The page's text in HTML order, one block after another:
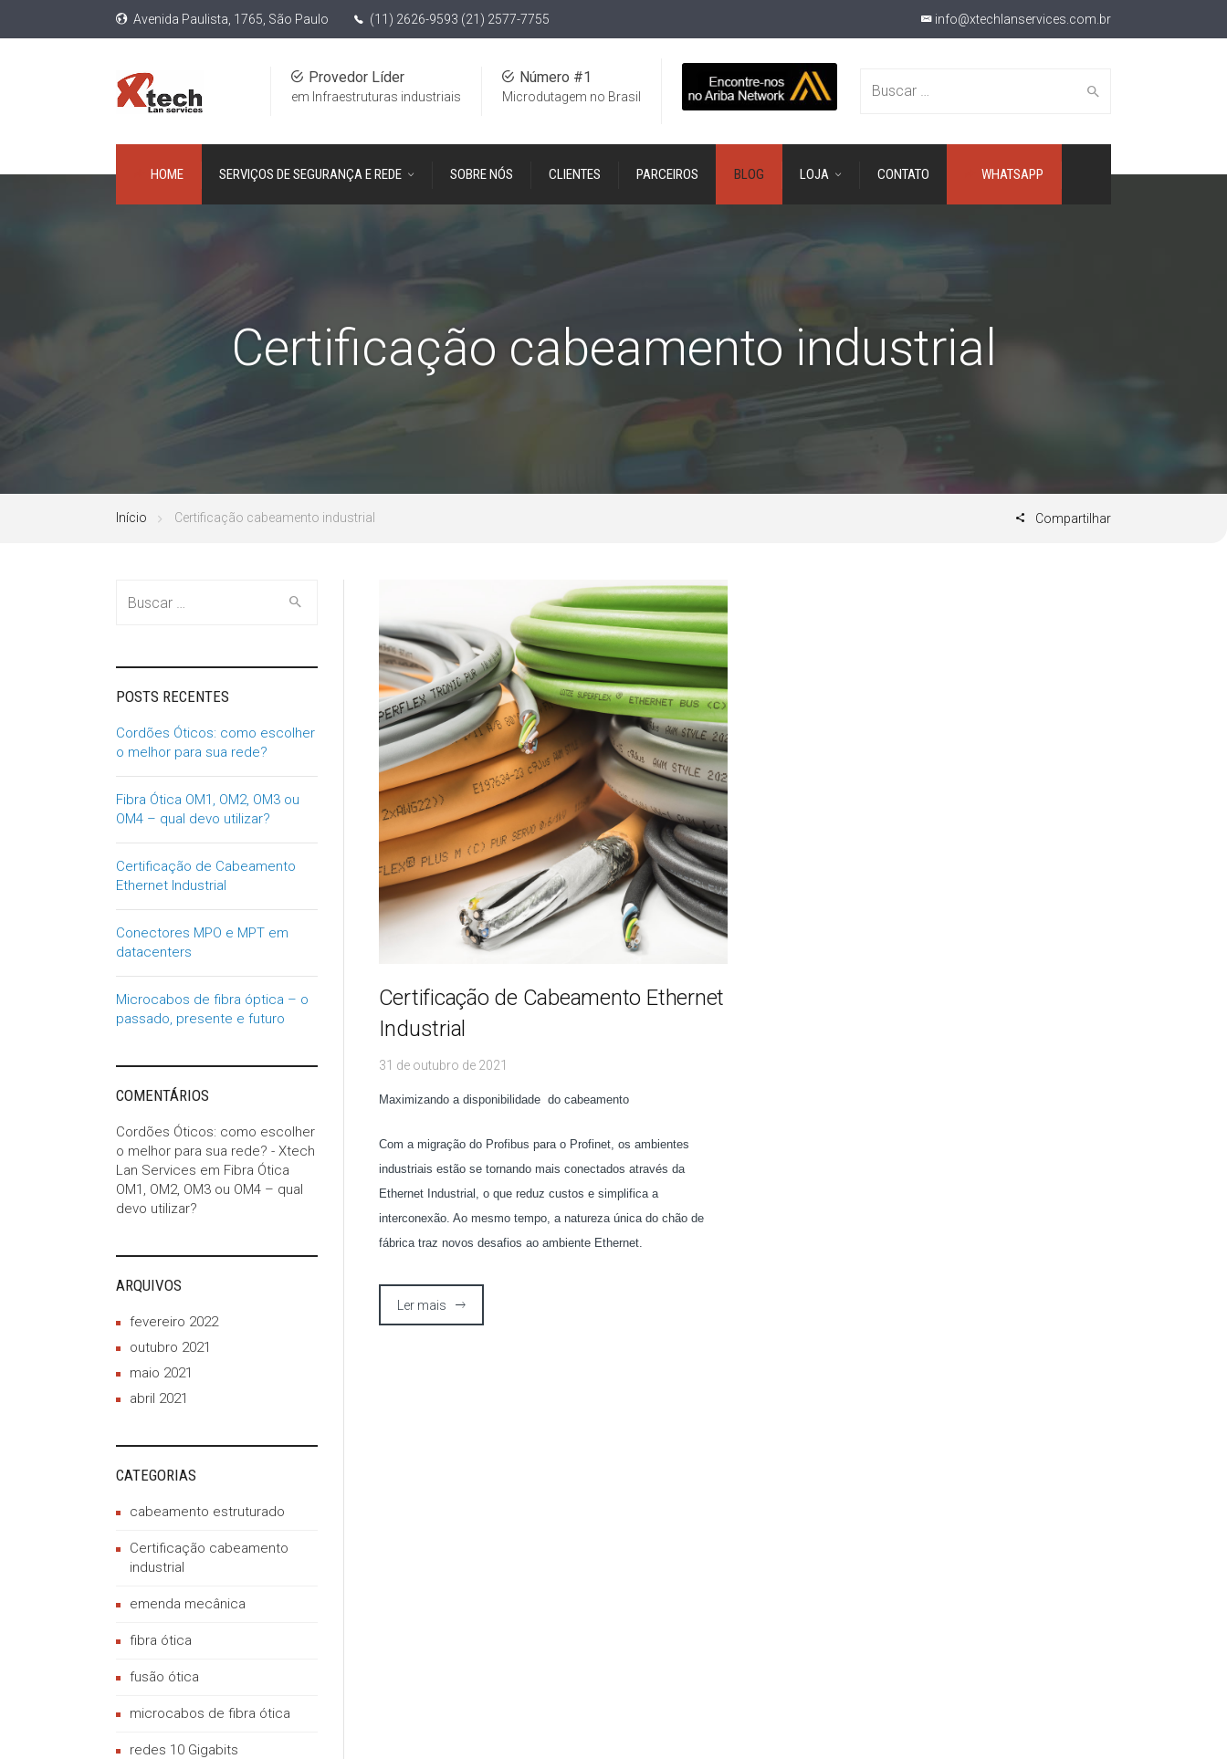
Avenida Paulista, 1765, São Paulo (11) 2626-9593 (21) 2577-7755 info@xtechlanservices.com.br
Buscar
Número #1
Microdutagem no Brasil
Provedor Líder
em Infraestruturas industriais
HOME SERVIÇOS DE SEGURANÇA E REDE SOBRE NÓS CLIENTES PARCEIROS BLOG LOJA CONTATO WHATSAPP
Certificação cabeamento industrial
Início Certificação cabeamento industrial Compartilhar
Certificação de Cabeamento Ethernet
Industrial
31 de outubro de 2021
Maximizando a disponibilidade do cabeamento
Com a migração do Profibus para o Profinet, os ambientes
industriais estão se tornando mais conectados através da
Ethernet Industrial, o que reduz custos e simplifica a
interconexão. Ao mesmo tempo, a natureza única do chão de
fábrica traz novos desafios ao ambiente Ethernet.
Ler mais
POSTS RECENTES
Cordões Óticos: como escolher
o melhor para sua rede?
Fibra Ótica OM1, OM2, OM3 ou
OM4 – qual devo utilizar?
Certificação de Cabeamento
Ethernet Industrial
Conectores MPO e MPT em
datacenters
Microcabos de fibra óptica – o
passado, presente e futuro
COMENTÁRIOS
Cordões Óticos: como escolher
o melhor para sua rede? - Xtech
Lan Services em Fibra Ótica
OM1, OM2, OM3 ou OM4 – qual
devo utilizar?
ARQUIVOS
fevereiro 2022
outubro 2021
maio 2021
abril 2021
CATEGORIAS
cabeamento estruturado
Certificação cabeamento
industrial
emenda mecânica
fibra ótica
fusão ótica
microcabos de fibra ótica
redes 10 Gigabits